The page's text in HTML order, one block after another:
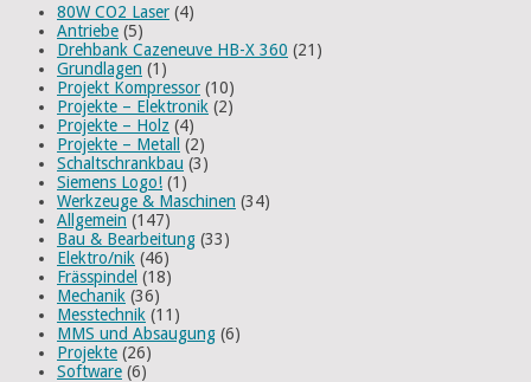
80W CO2 Laser (4)
Antriebe (5)
Drehbank Cazeneuve HB-X 360 (21)
Grundlagen (1)
Projekt Kompressor (10)
Projekte – Elektronik (2)
Projekte – Holz (4)
Projekte – Metall
(2)
Schaltschrankbau (3)
Siemens Logo! (1)
Werkzeuge & Maschinen (34)
Allgemein (147)
Bau & Bearbeitung (33)
Elektro/nik (46)
Frässpindel (18)
Mechanik (36)
Messtechnik (11)
MMS und Absaugung (6)
Projekte (26)
Software (6)